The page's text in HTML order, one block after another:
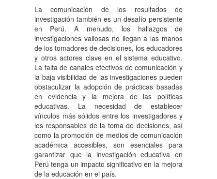
La comunicación de los resultados de
investigación también es un desafío persistente
en Perú. A menudo, los hallazgos de
investigaciones valiosas no llegan a las manos
de los tomadores de decisiones, los educadores
y otros actores clave en el sistema educativo.
La falta de canales efectivos de comunicación y
la baja visibilidad de las investigaciones pueden
obstaculizar la adopción de prácticas basadas
en evidencia y la mejora de las políticas
educativas. La necesidad de establecer
vínculos más sólidos entre los investigadores y
los responsables de la toma de decisiones, así
como la promoción de medios de comunicación
académica accesibles, son esenciales para
garantizar que la investigación educativa en
Perú tenga un impacto significativo en la mejora
de la educación en el país.